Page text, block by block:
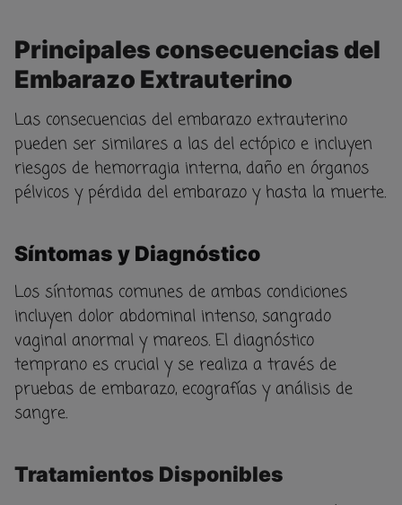
Principales consecuencias del
Embarazo Extrauterino
Las consecuencias del embarazo extrauterino
pueden ser similares a las del ectópico e incluyen
riesgos de hemorragia interna, daño en órganos
pélvicos y pérdida del embarazo y hasta la muerte.
Síntomas y Diagnóstico
Los síntomas comunes de ambas condiciones
incluyen dolor abdominal intenso, sangrado
vaginal anormal y mareos. El diagnóstico
temprano es crucial y se realiza a través de
pruebas de embarazo, ecografías y análisis de
sangre.
Tratamientos Disponibles